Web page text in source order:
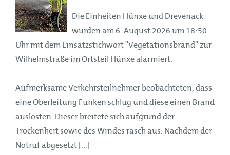
Die Einheiten Hünxe und Drevenack
wurden am 6. August 2026 um 18:50
Uhr mit dem Einsatzstichwort "Vegetationsbrand" zur
Wilhelmstraße im Ortsteil Hünxe alarmiert.
Aufmerksame Verkehrsteilnehmer beobachteten, dass
eine Oberleitung Funken schlug und diese einen Brand
auslösten. Dieser breitete sich aufgrund der
Trockenheit sowie des Windes rasch aus. Nachdem der
Notruf abgesetzt [...]